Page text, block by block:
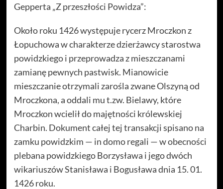
Gepperta „Z przeszłości Powidza”:
Około roku 1426 występuje rycerz Mroczkon z
Łopuchowa w charakterze dzierżawcy starostwa
powidzkiego i przeprowadza z mieszczanami
zamianę pewnych pastwisk. Mianowicie
mieszczanie otrzymali zarośla zwane Olszyną od
Mroczkona, a oddali mu t.zw. Bielawy, które
Mroczkon wcielił do majętności królewskiej
Charbin. Dokument całej tej transakcji spisano na
zamku powidzkim — in domo regali — w obecności
plebana powidzkiego Borzysława i jego dwóch
wikariuszów Stanisława i Bogusława dnia 15. 01.
1426 roku.